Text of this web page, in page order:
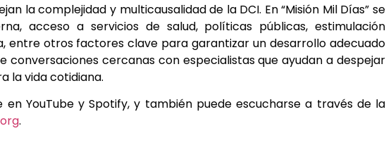
la complejidad y multicausalidad de la DCI. En “Misión Mil Días” se
acceso a servicios de salud, políticas públicas, estimulación
entre otros factores clave para garantizar un desarrollo adecuado
cercanas con especialistas que ayudan a despejar
la vida cotidiana.
en YouTube y Spotify, y también puede escucharse a través de la
.